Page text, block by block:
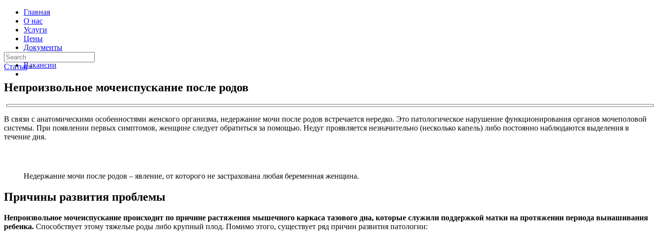
Главная
О нас
Услуги
Цены
Документы
Контакты
Вакансии
Статьи ›
Непроизвольное мочеиспускание после родов
В связи с анатомическими особенностями женского организма, недержание мочи после родов встречается нередко. Это патологическое нарушение функционирования органов мочеполовой
системы. При появлении первых симптомов, женщине следует обратиться за помощью. Недуг проявляется незначительно (несколько капель) либо постоянно наблюдаются выделения в
течение дня.
Недержание мочи после родов – явление, от которого не застрахована любая беременная женщина.
Причины развития проблемы
Непроизвольное мочеиспускание происходит по причине растяжения мышечного каркаса тазового дна, которые служили поддержкой матки на протяжении периода вынашивания
ребенка. Способствует этому тяжелые роды либо крупный плод. Помимо этого, существует ряд причин развития патологии: